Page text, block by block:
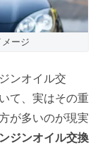
ージ
ンオイル交
て、実はその重
が多いのが現実
ジンオイル交換